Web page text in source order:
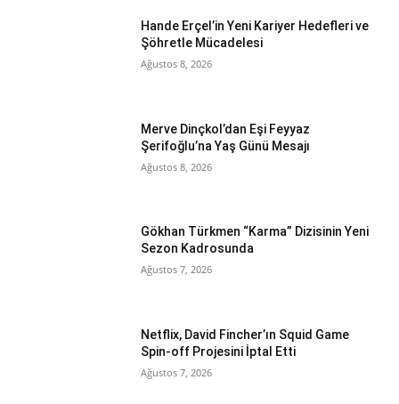
Hande Erçel’in Yeni Kariyer Hedefleri ve
Şöhretle Mücadelesi
Ağustos 8, 2026
Merve Dinçkol’dan Eşi Feyyaz
Şerifoğlu’na Yaş Günü Mesajı
Ağustos 8, 2026
Gökhan Türkmen “Karma” Dizisinin Yeni
Sezon Kadrosunda
Ağustos 7, 2026
Netflix, David Fincher’ın Squid Game
Spin-off Projesini İptal Etti
Ağustos 7, 2026